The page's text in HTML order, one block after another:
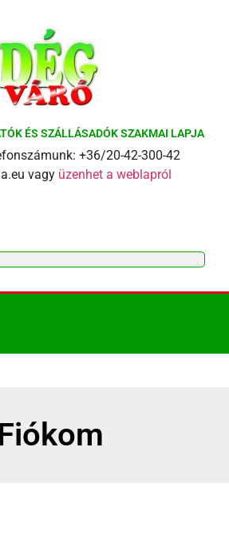
ÉS SZÁLLÁSADÓK SZAKMAI LAPJA
+36/20-42-300-42
vagy üzenhet a weblapról